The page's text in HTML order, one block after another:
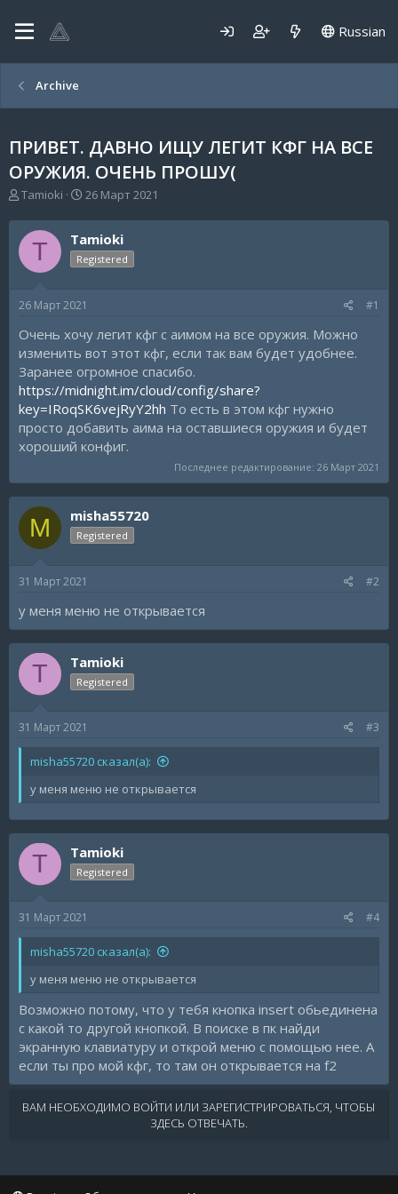
Russian
Archive
ПРИВЕТ. ДАВНО ИЩУ ЛЕГИТ КФГ НА ВСЕ
ОРУЖИЯ. ОЧЕНЬ ПРОШУ(
А
т
о
р
т
м
Tamioki
Д
т
а
н
а
а
26 Март 2021
T Tamioki
Registered
26 Март 2021 #1
Очень хочу легит кфг с аимом на все оружия. Можно
изменить вот этот кфг, если так вам будет удобнее.
Заранее огромное спасибо.
https://midnight.im/cloud/config/share?
key=IRoqSK6vejRyY2hh То есть в этом кфг нужно
просто добавить аима на оставшиеся оружия и будет
хороший конфиг.
Последнее редактирование: 26 Март 2021
M misha55720
Registered
31 Март 2021 #2
у меня меню не открывается
T Tamioki
Registered
31 Март 2021 #3
misha55720 сказал(а):
у меня меню не открывается
T Tamioki
Registered
31 Март 2021 #4
misha55720 сказал(а):
у меня меню не открывается
Возможно потому, что у тебя кнопка insert обьединена
с какой то другой кнопкой. В поиске в пк найди
экранную клавиатуру и открой меню с помощью нее. А
если ты про мой кфг, то там он открывается на f2
ВАМ НЕОБХОДИМО ВОЙТИ ИЛИ ЗАРЕГИСТРИРОВАТЬСЯ, ЧТОБЫ
ЗДЕСЬ ОТВЕЧАТЬ.